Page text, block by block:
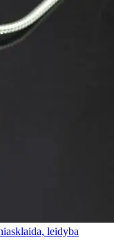
leidyba